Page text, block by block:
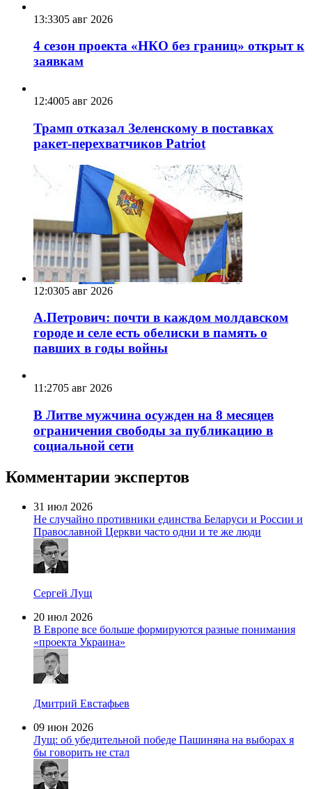
13:3305 авг 2026
4 сезон проекта «НКО без границ» открыт к
заявкам
12:4005 авг 2026
Трамп отказал Зеленскому в поставках
ракет-перехватчиков Patriot
12:0305 авг 2026
А.Петрович: почти в каждом молдавском
городе и селе есть обелиски в память о
павших в годы войны
11:2705 авг 2026
В Литве мужчина осужден на 8 месяцев
ограничения свободы за публикацию в
социальной сети
Комментарии экспертов
31 июл 2026
Не случайно противники единства Беларуси и России и
Православной Церкви часто одни и те же люди
Сергей Лущ
20 июл 2026
В Европе все больше формируются разные понимания
«проекта Украина»
Дмитрий Евстафьев
09 июн 2026
Лущ: об убедительной победе Пашиняна на выборах я
бы говорить не стал